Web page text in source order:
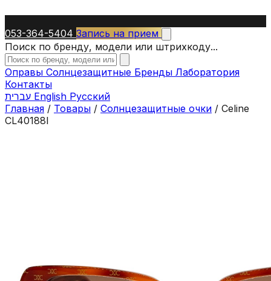
053-364-5404 Запись на прием
Поиск по бренду, модели или штрихкоду...
Оправы Солнцезащитные Бренды Лаборатория
Контакты
English Русский
Главная / Товары / Солнцезащитные очки / Celine
CL40188I